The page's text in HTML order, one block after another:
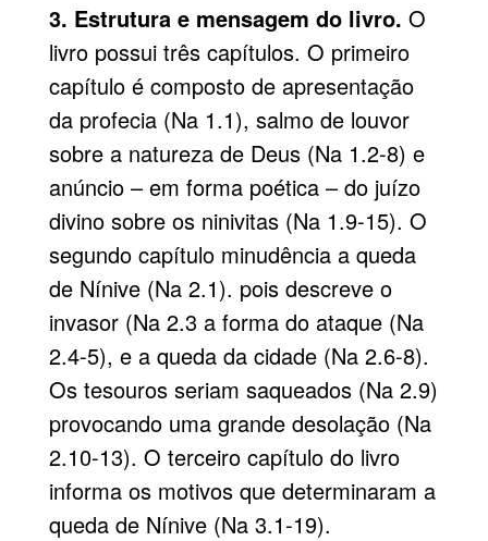
3. Estrutura e mensagem do livro. O
livro possui três capítulos. O primeiro
capítulo é composto de apresentação
da profecia (Na 1.1), salmo de louvor
sobre a natureza de Deus (Na 1.2-8) e
anúncio – em forma poética – do juízo
divino sobre os ninivitas (Na 1.9-15). O
segundo capítulo minudência a queda
de Nínive (Na 2.1). pois descreve o
invasor (Na 2.3 a forma do ataque (Na
2.4-5), e a queda da cidade (Na 2.6-8).
Os tesouros seriam saqueados (Na 2.9)
provocando uma grande desolação (Na
2.10-13). O terceiro capítulo do livro
informa os motivos que determinaram a
queda de Nínive (Na 3.1-19).